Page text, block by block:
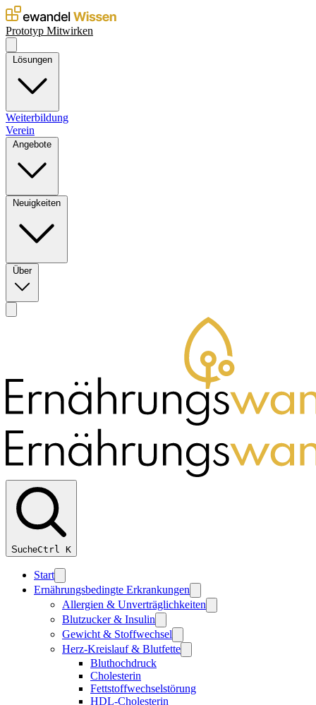
Prototyp Mitwirken
Weiterbildung
Verein
Über
SucheCtrl K
Start
Ernährungsbedingte Erkrankungen
Allergien & Unverträglichkeiten
Blutzucker & Insulin
Gewicht & Stoffwechsel
Herz-Kreislauf & Blutfette
Bluthochdruck
Cholesterin
Fettstoffwechselstörung
HDL-Cholesterin